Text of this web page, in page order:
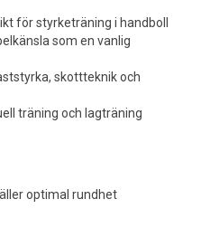
för styrketräning i handboll
som en vanlig
skottteknik och
träning och lagträning
optimal rundhet